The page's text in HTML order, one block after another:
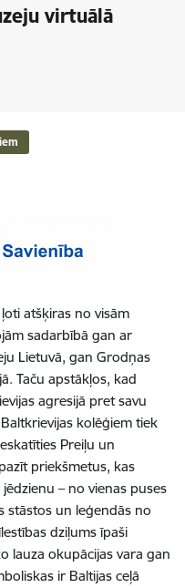
virtuālā
atšķiras no visām
sadarbībā gan ar
Lietuvā, gan Grodņas
Taču apstākļos, kad
agresijā pret savu
kolēģiem tiek
Preiļu un
priekšmetus, kas
– no vienas puses
stāstos un leģendās no
dziļums īpaši
lauza okupācijas vara gan
ir Baltijas ceļā